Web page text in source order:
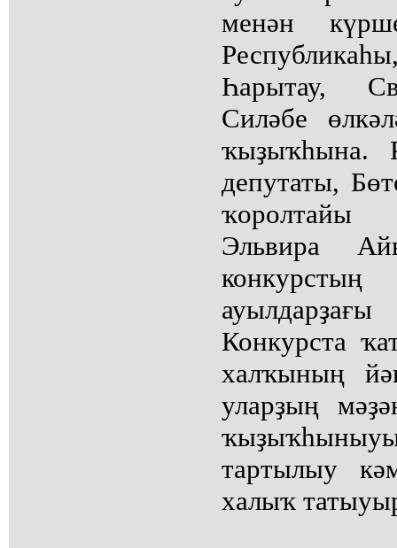
менән
Һарытау,
Силәбе
ҡыҙыҡһына.
депутаты,
ҡоролтайы
Эльвира
Конкурста
халҡының
уларҙың
тартылыу
халыҡ